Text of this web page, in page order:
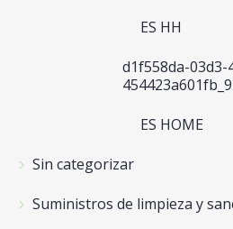
ES HH
d1f558da-03d3-
ES HOME
Sin categorizar
Suministros de limpieza y